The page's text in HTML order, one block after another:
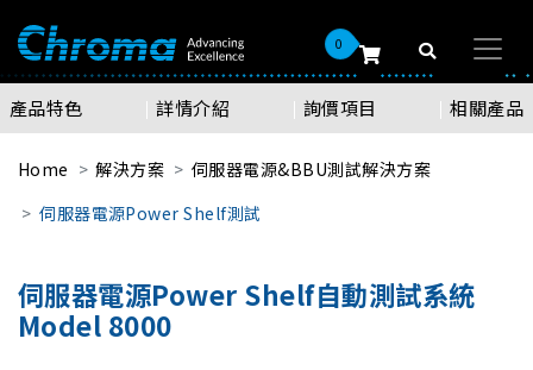
0
產品特色 詳情介紹 詢價項目 相關產品
Home 解決方案
伺服器電源&BBU測試解決方案
伺服器電源Power Shelf測試
伺服器電源Power Shelf自動測試系統
Model 8000